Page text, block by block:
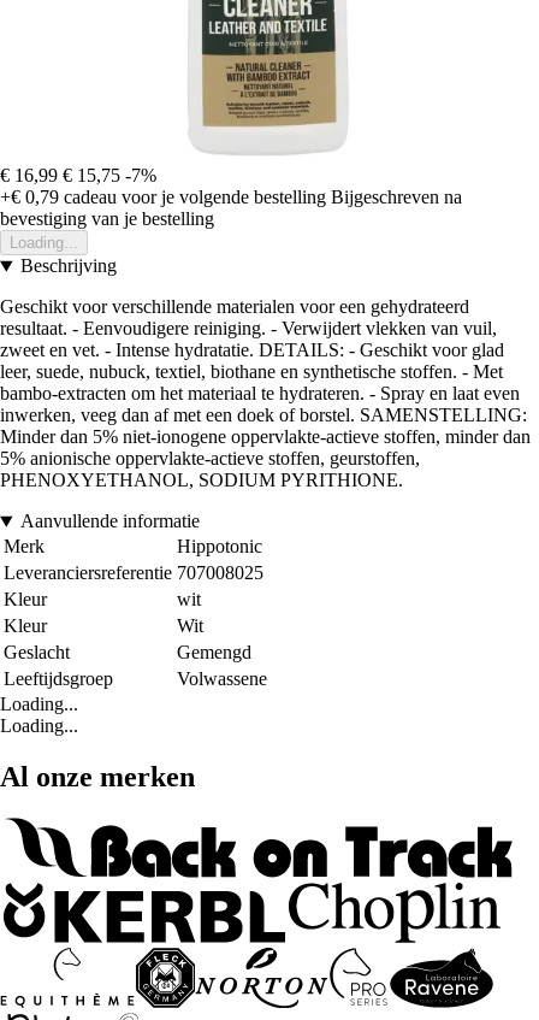
€ 16,99 € 15,75 -7%
+€ 0,79 cadeau voor je volgende bestelling Bijgeschreven na
bevestiging van je bestelling
Loading...
Beschrijving
Geschikt voor verschillende materialen voor een gehydrateerd
resultaat. - Eenvoudigere reiniging. - Verwijdert vlekken van vuil,
zweet en vet. - Intense hydratatie. DETAILS: - Geschikt voor glad
leer, suede, nubuck, textiel, biothane en synthetische stoffen. - Met
bambo-extracten om het materiaal te hydrateren. - Spray en laat even
inwerken, veeg dan af met een doek of borstel. SAMENSTELLING:
Minder dan 5% niet-ionogene oppervlakte-actieve stoffen, minder dan
5% anionische oppervlakte-actieve stoffen, geurstoffen,
PHENOXYETHANOL, SODIUM PYRITHIONE.
Aanvullende informatie
Merk
Hippotonic
Leveranciersreferentie 707008025
Kleur
wit
Kleur
Wit
Geslacht
Gemengd
Leeftijdsgroep
Volwassene
Loading...
Loading...
Al onze merken